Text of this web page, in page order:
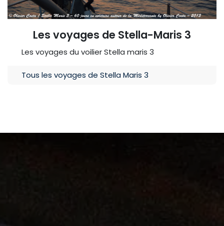
Les voyages de Stella-Maris 3
Les voyages du voilier Stella maris 3
Tous les voyages de Stella Maris 3